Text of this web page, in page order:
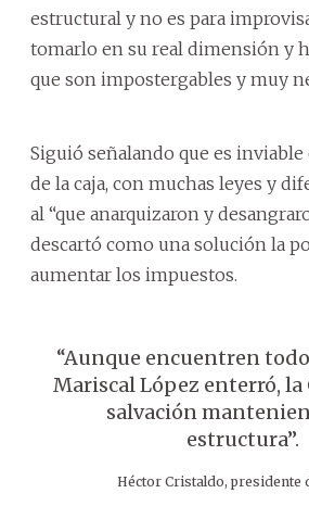
estructural y no es para
tomarlo en su real dimensión y
que son impostergables y muy
Siguió señalando que es
de la caja, con muchas leyes y
al “que anarquizaron y
descartó como una solución la
aumentar los impuestos.
“Aunque encuentren
Mariscal López enterró, la
salvación
estructura”.
Héctor Cristaldo, presidente